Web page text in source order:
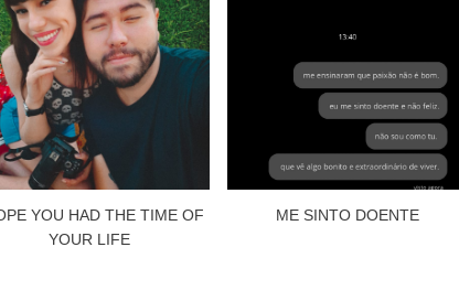
YOU HAD THE TIME OF
YOUR LIFE
ME SINTO DOENTE